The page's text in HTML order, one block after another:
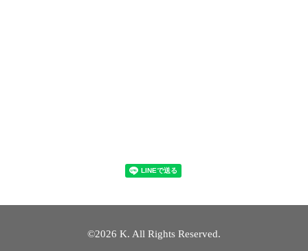
©2026 K. All Rights Reserved.